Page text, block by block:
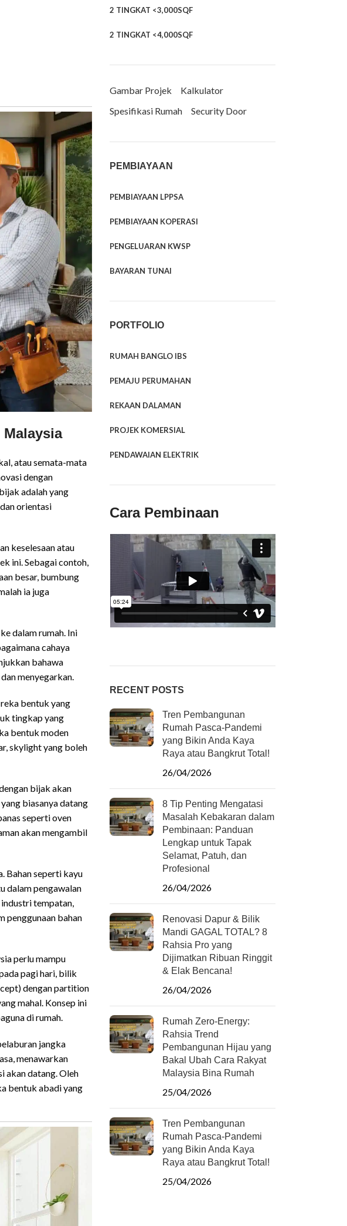
atau semata-mata
dengan
adalah yang
orientasi
keselesaan atau
ini. Sebagai contoh,
besar, bumbung
ia juga
dalam rumah. Ini
cahaya
bahawa
menyegarkan.
bentuk yang
tingkap yang
bentuk moden
skylight yang boleh
bijak akan
biasanya datang
seperti oven
akan mengambil
Bahan seperti kayu
dalam pengawalan
tempatan,
penggunaan bahan
perlu mampu
pagi hari, bilik
dengan partition
mahal. Konsep ini
di rumah.
jangka
menawarkan
akan datang. Oleh
bentuk abadi yang
2 TINGKAT <3,000SQF
2 TINGKAT <4,000SQF
Gambar Projek
Kalkulator
Spesifikasi Rumah
Security Door
PEMBIAYAAN
PEMBIAYAAN LPPSA
PEMBIAYAAN KOPERASI
PENGELUARAN KWSP
BAYARAN TUNAI
PORTFOLIO
RUMAH BANGLO IBS
PEMAJU PERUMAHAN
REKAAN DALAMAN
PROJEK KOMERSIAL
PENDAWAIAN ELEKTRIK
Cara Pembinaan
RECENT POSTS
Tren Pembangunan
Rumah Pasca-Pandemi
yang Bikin Anda Kaya
Raya atau Bangkrut Total!
26/04/2026
8 Tip Penting Mengatasi
Masalah Kebakaran dalam
Pembinaan: Panduan
Lengkap untuk Tapak
Selamat, Patuh, dan
Profesional
26/04/2026
Renovasi Dapur & Bilik
Mandi GAGAL TOTAL? 8
Rahsia Pro yang
Dijimatkan Ribuan Ringgit
& Elak Bencana!
26/04/2026
Rumah Zero-Energy:
Rahsia Trend
Pembangunan Hijau yang
Bakal Ubah Cara Rakyat
Malaysia Bina Rumah
25/04/2026
Tren Pembangunan
Rumah Pasca-Pandemi
yang Bikin Anda Kaya
Raya atau Bangkrut Total!
25/04/2026